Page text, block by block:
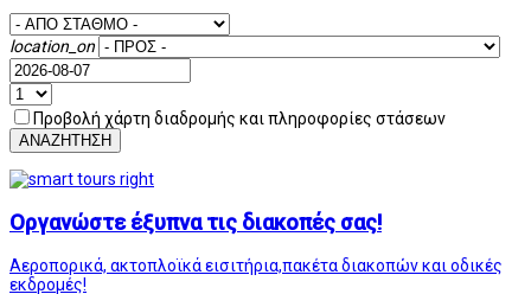
location_on
Προβολή χάρτη διαδρομής και πληροφορίες στάσεων
ΑΝΑΖΗΤΗΣΗ
Οργανώστε έξυπνα τις διακοπές σας!
Αεροπορικά, ακτοπλοϊκά εισιτήρια,πακέτα διακοπών και οδικές
εκδρομές!